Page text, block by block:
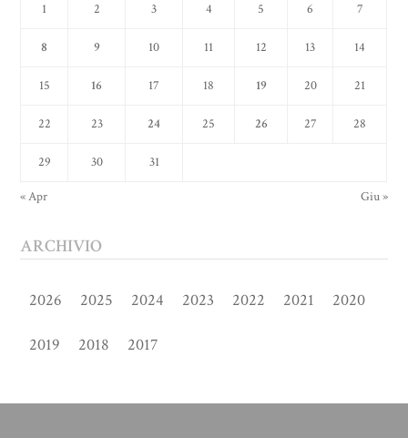
1 2 3 4 5 6 7
8 9 10 11 12 13 14
15 16 17 18 19 20 21
22 23 24 25 26 27 28
29 30 31
« Apr Giu »
ARCHIVIO
2026 2025 2024 2023 2022 2021 2020
2019 2018 2017